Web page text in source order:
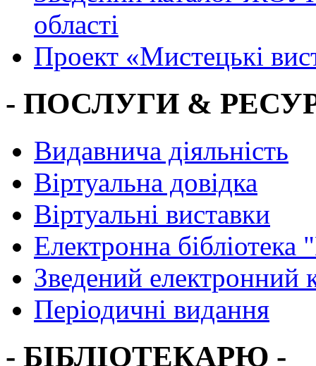
області
Проект «Мистецькі
- ПОСЛУГИ &
Видавнича діяльність
Віртуальна довідка
Віртуальні виставки
Електронна
Зведений електронний
Періодичні видання
- БІБЛІОТЕКАРЮ -